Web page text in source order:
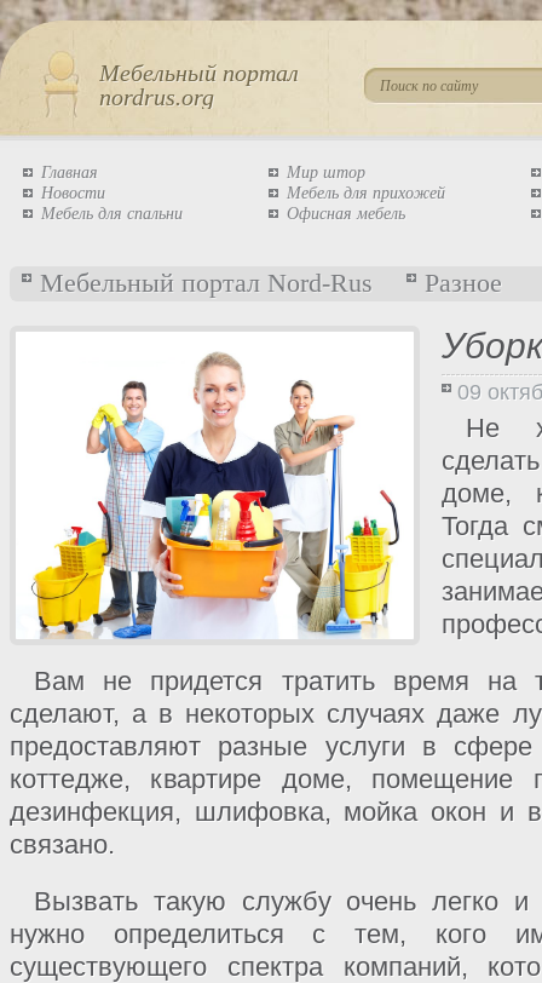
Мебельный портал
nordrus.org
Главная
Новости
Мебель для спальни
Мир штор
Мебель для прихожей
Офисная мебель
Мебельный портал Nord-Rus Разное
09
Не
доме,
Тогда
Вам не придется тратить время на
сделают, а в некоторых случаях даже
предоставляют разные услуги в
коттедже, квартире доме, помещение
дезинфекция, шлифовка, мойка окон и
связано.
Вызвать такую службу очень легко
нужно определиться с тем, кого
существующего спектра компаний,